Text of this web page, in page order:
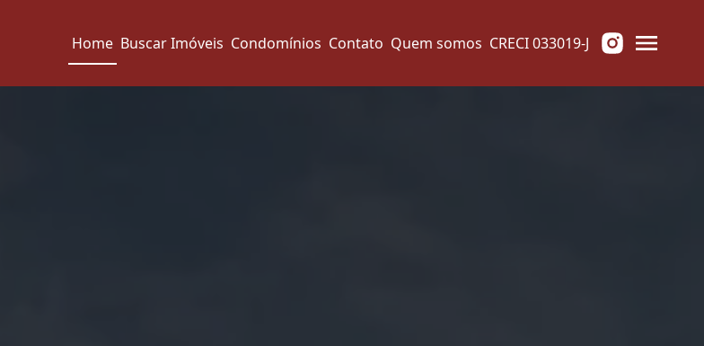
Home Buscar Imóveis Condomínios Contato Quem somos CRECI 033019-J